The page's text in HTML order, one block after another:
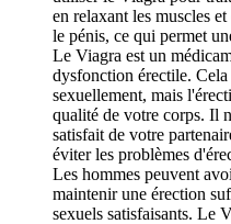
en relaxant les muscles
le pénis, ce qui permet
Le Viagra est un
dysfonction érectile.
sexuellement, mais
qualité de votre corps. Il
satisfait de votre
éviter les problèmes
Les hommes peuvent
maintenir une érection
sexuels satisfaisants. Le